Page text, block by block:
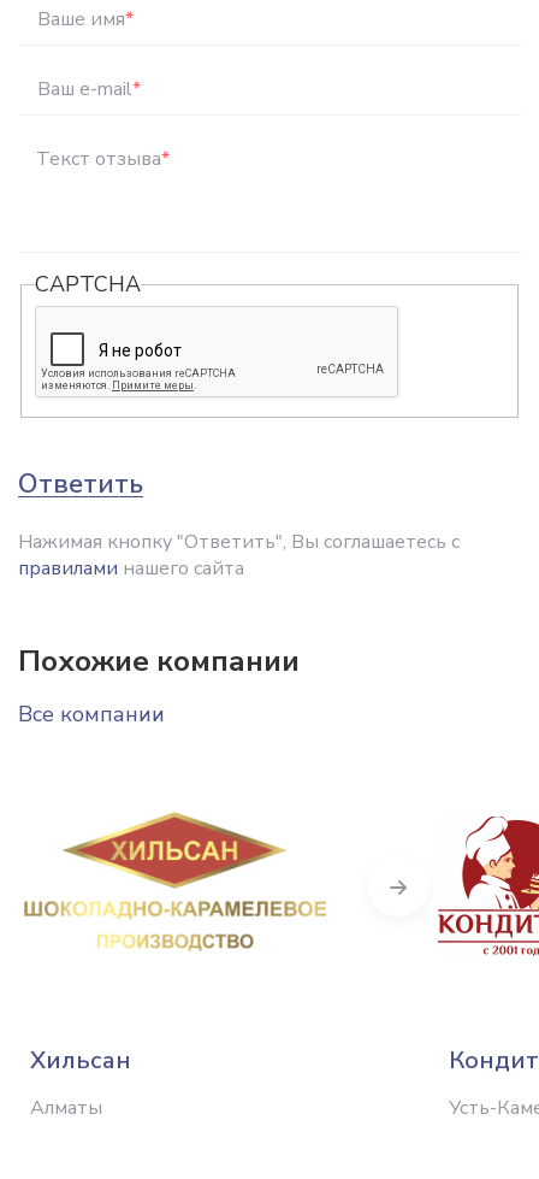
Ваше имя*
Ваш e-mail*
Текст отзыва*
CAPTCHA
Ответить
Нажимая кнопку "Ответить", Вы соглашаетесь с
правилами нашего сайта
Похожие компании
Все компании
Хильсан
Алматы Усть-
Next